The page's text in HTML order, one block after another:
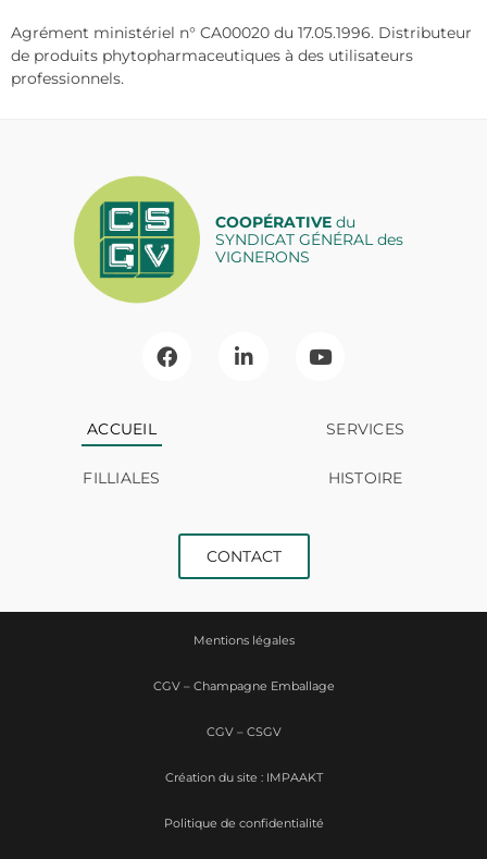
Agrément ministériel n° CA00020 du 17.05.1996. Distributeur
de produits phytopharmaceutiques à des utilisateurs
professionnels.
COOPÉRATIVEdu
SYNDICAT GÉNÉRAL des
VIGNERONS
ACCUEIL SERVICES
FILLIALES HISTOIRE
CONTACT
Mentions légales
CGV – Champagne Emballage
CGV – CSGV
Politique de confidentialité
Création du site : IMPAAKT